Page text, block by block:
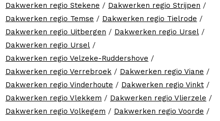
Dakwerken regio Stekene / Dakwerken regio Strijpen /
Dakwerken regio Temse / Dakwerken regio Tielrode /
Dakwerken regio Uitbergen / Dakwerken regio Ursel /
Dakwerken regio Ursel /
Dakwerken regio Velzeke-Ruddershove /
Dakwerken regio Verrebroek / Dakwerken regio Viane /
Dakwerken regio Vinderhoute / Dakwerken regio Vinkt /
Dakwerken regio Vlekkem / Dakwerken regio Vlierzele /
Dakwerken regio Volkegem / Dakwerken regio Voorde /